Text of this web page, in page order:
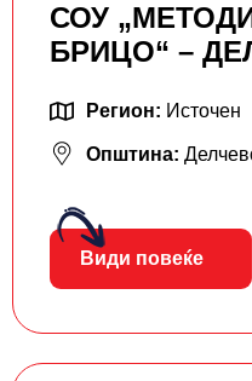
СОУ
БРИЦО“ –
Регион: Источен
Општина:
Види повеќе